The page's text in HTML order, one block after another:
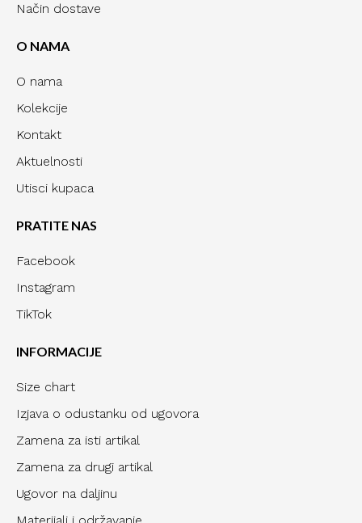
Način dostave
O NAMA
O nama
Kolekcije
Kontakt
Aktuelnosti
Utisci kupaca
PRATITE NAS
Facebook
Instagram
TikTok
INFORMACIJE
Size chart
Izjava o odustanku od ugovora
Zamena za isti artikal
Zamena za drugi artikal
Ugovor na daljinu